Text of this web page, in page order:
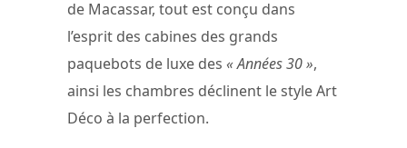
de Macassar, tout est conçu dans
l’esprit des cabines des grands
paquebots de luxe des « Années 30 »,
ainsi les chambres déclinent le style Art
Déco à la perfection.